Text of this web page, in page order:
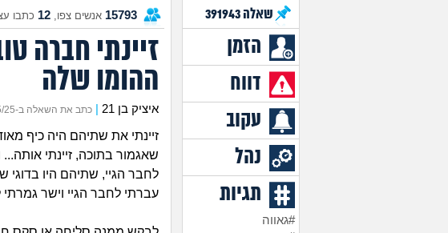
שאלה391943
הזמן
דווח
עקוב
נהל
תגיות
#גאווה
15793 אנשים צפו, 12 כתבו
זיינתי חברה
ההומו שלה
איציק בן 21 כתב את השאלה ב-29/05/25 בשעה 10:26
זיינתי את שתיהם היה כיף
שאגמור בתוכה, זיינתי
לחבר הגיי, שתיהם היו
עברתי לחבר הגיי וישר